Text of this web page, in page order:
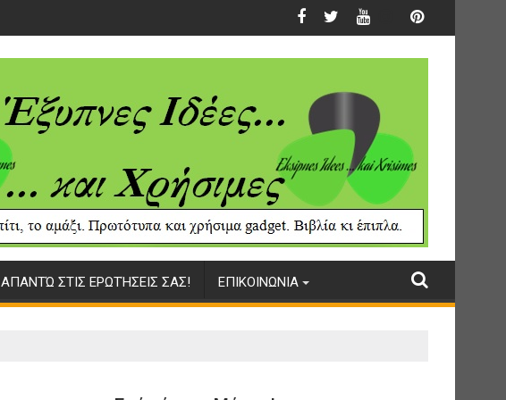
ΑΠΑΝΤΏ ΣΤΙΣ ΕΡΩΤΉΣΕΙΣ ΣΑΣ! ΕΠΙΚΟΙΝΩΝΙΑ